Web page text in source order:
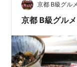
都 B級グルメ
京都 B級グル
京都 B級グル